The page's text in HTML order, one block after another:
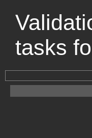
tasks